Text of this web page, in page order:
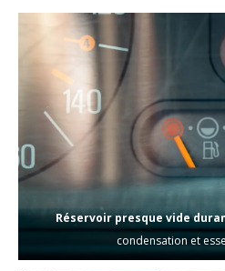
Réservoir presque vide
condensation et